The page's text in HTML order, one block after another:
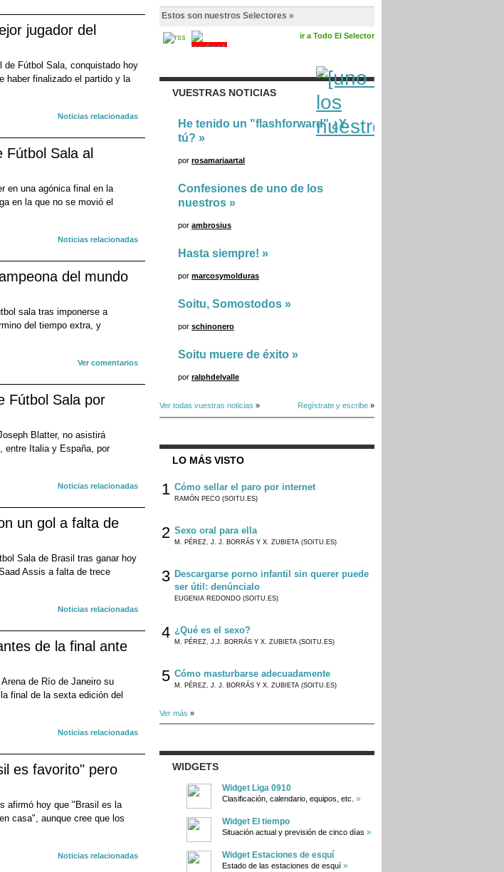
Estos son nuestros Selectores »
ir a Todo El Selector
VUESTRAS NOTICIAS
He tenido un "flashforward" ¿Y
tú? »
por rosamariaartal
Confesiones de uno de los
nuestros »
por ambrosius
Hasta siempre! »
por marcosymolduras
Soitu, Somostodos »
por schinonero
Soitu muere de éxito »
por ralphdelvalle
Ver todas vuestras noticias » Regístrate y escribe »
LO MÁS VISTO
1 Cómo sellar el paro por internet
RAMÓN PECO (SOITU.ES)
2 Sexo oral para ella
M. PÉREZ, J. J. BORRÁS Y X. ZUBIETA (SOITU.ES)
3 Descargarse porno infantil sin querer puede
ser útil: denúncialo
EUGENIA REDONDO (SOITU.ES)
4 ¿Qué es el sexo?
M. PÉREZ, J.J. BORRÁS Y X. ZUBIETA (SOITU.ES)
5 Cómo masturbarse adecuadamente
M. PÉREZ, J. J. BORRÁS Y X. ZUBIETA (SOITU.ES)
Ver más »
WIDGETS
Widget Liga 0910
Clasificación, calendario, equipos, etc. »
Widget El tiempo
Situación actual y previsión de cinco días »
Widget Estaciones de esquí
Estado de las estaciones de esquí »
jugador del
de Fútbol Sala, conquistado hoy
haber finalizado el partido y la
Noticias relacionadas
Fútbol Sala al
en una agónica final en la
en la que no se movió el
Noticias relacionadas
del mundo
sala tras imponerse a
del tiempo extra, y
Ver comentarios
Fútbol Sala por
Blatter, no asistirá
entre Italia y España, por
Noticias relacionadas
un gol a falta de
Sala de Brasil tras ganar hoy
Assis a falta de trece
Noticias relacionadas
de la final ante
de Río de Janeiro su
final de la sexta edición del
Noticias relacionadas
es favorito" pero
afirmó hoy que "Brasil es la
casa", aunque cree que los
Noticias relacionadas